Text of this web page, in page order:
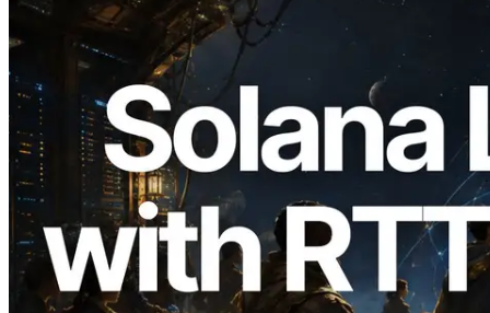
2026.08.05
ERPC, Solana Leader Slot API'yi 7
küresel bölgeden ping ölçümüyle
genişletti — Validators Information API
de yayında